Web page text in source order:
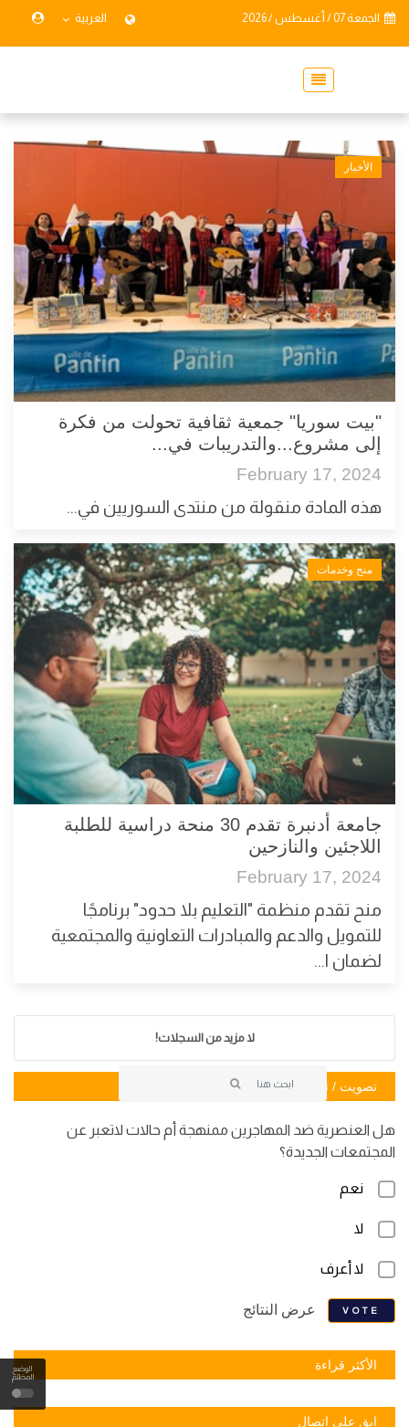
الوضع
المظلم
الجمعة 07 / أغسطس / 2026 العربية
الأخبار
"بيت سوريا" جمعية ثقافية تحولت من فكرة
إلى مشروع...والتدريبات في...
February 17, 2024
هذه المادة منقولة من منتدى السوريين في...
منح وخدمات
جامعة أدنبرة تقدم 30 منحة دراسية للطلبة
اللاجئين والنازحين
February 17, 2024
منح تقدم منظمة "التعليم بلا حدود" برنامجًا
للتمويل والدعم والمبادرات التعاونية والمجتمعية
لضمان ا...
لا مزيد من السجلات!
تصويت / تصويت
هل العنصرية ضد المهاجرين ممنهجة أم حالات لاتعبر عن
المجتمعات الجديدة؟
نعم
لا
لا أعرف
VOTE عرض النتائج
الأكثر قراءة
ابق على اتصال